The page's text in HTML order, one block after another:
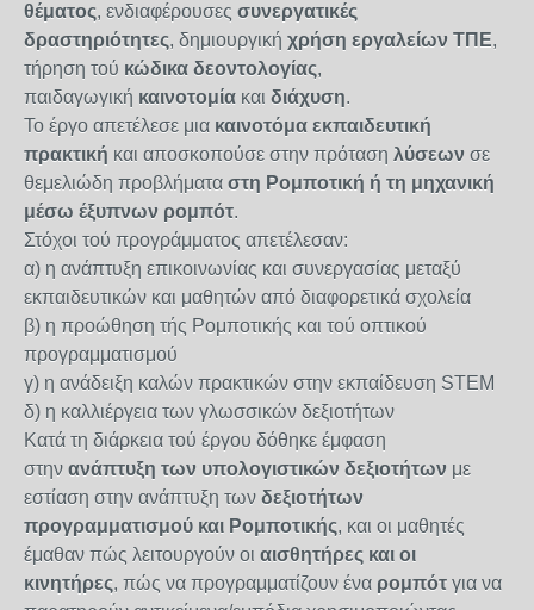
θέματος, ενδιαφέρουσες συνεργατικές
δραστηριότητες, δημιουργική χρήση εργαλείων ΤΠΕ,
τήρηση τού κώδικα δεοντολογίας,
παιδαγωγική καινοτομία και διάχυση.
Το έργο απετέλεσε μια καινοτόμα εκπαιδευτική
πρακτική και αποσκοπούσε στην πρόταση λύσεων σε
θεμελιώδη προβλήματα στη Ρομποτική ή τη μηχανική
μέσω έξυπνων ρομπότ.
Στόχοι τού προγράμματος απετέλεσαν:
α) η ανάπτυξη επικοινωνίας και συνεργασίας μεταξύ
εκπαιδευτικών και μαθητών από διαφορετικά σχολεία
β) η προώθηση τής Ρομποτικής και τού οπτικού
προγραμματισμού
γ) η ανάδειξη καλών πρακτικών στην εκπαίδευση STEM
δ) η καλλιέργεια των γλωσσικών δεξιοτήτων
Κατά τη διάρκεια τού έργου δόθηκε έμφαση
στην ανάπτυξη των υπολογιστικών δεξιοτήτων με
εστίαση στην ανάπτυξη των δεξιοτήτων
προγραμματισμού και Ρομποτικής, και οι μαθητές
έμαθαν πώς λειτουργούν οι αισθητήρες και οι
κινητήρες, πώς να προγραμματίζουν ένα ρομπότ για να